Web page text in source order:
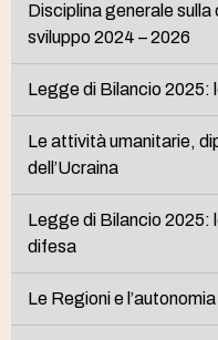
Disciplina generale
sviluppo 2024 – 2026
Legge di Bilancio 2025:
Le attività umanitarie,
dell’Ucraina
Legge di Bilancio 2025:
difesa
Le Regioni e